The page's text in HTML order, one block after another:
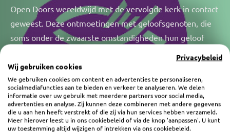
Open Doors wereldwijd met de vervolgde kerk in contact
geweest. Deze ontmoetingen met geloofsgenoten, die
soms onder de zwaarste omstandigheden hun geloof
verkondigen, zijn een bron van inspiratie en
bemoediging. Peter verhaalt in deze radio uitzendingen
over zijn reizen en ontmoetingen, en bovenal van het
licht dat onze HEERE God laat schijnen op de donkerste
plaatsen op aarde.
Privacybeleid
Wij gebruiken cookies
We gebruiken cookies om content en advertenties te personaliseren,
socialmediafuncties aan te bieden en verkeer te analyseren. We delen
informatie over uw gebruik met meerdere partners voor social media,
advertenties en analyse. Zij kunnen deze combineren met andere gegevens
die u aan hen heeft verstrekt of die zij via hun services hebben verzameld.
Meer hierover leest u in ons cookiebeleid of via de knop 'aanpassen'. U kunt
uw toestemming altijd wijzigen of intrekken via ons cookiebeleid.